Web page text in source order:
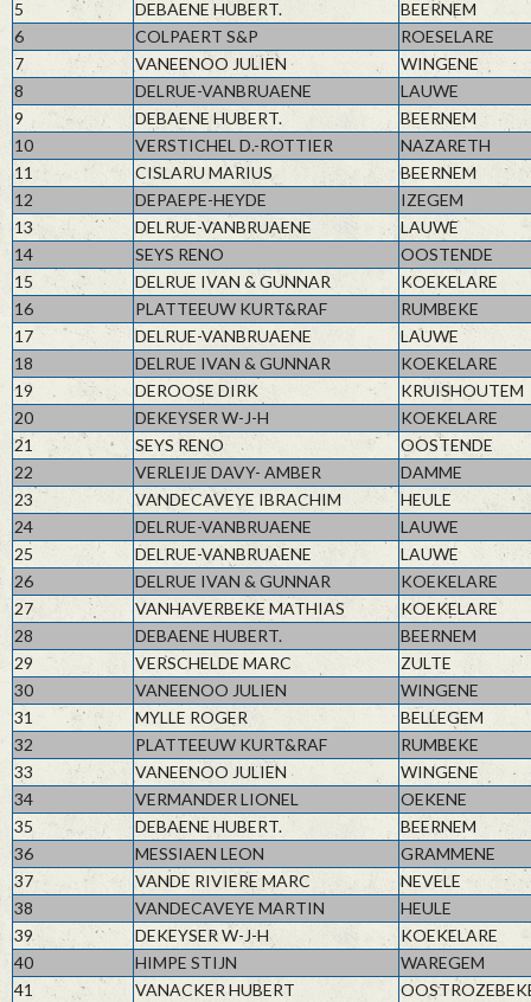
5
DEBAENE HUBERT.
BEERNEM
6
COLPAERT S&P
ROESELARE
7
VANEENOO JULIEN
WINGENE
8
DELRUE-VANBRUAENE
LAUWE
9
DEBAENE HUBERT.
BEERNEM
10
VERSTICHEL D.-ROTTIER
NAZARETH
11
CISLARU MARIUS
BEERNEM
12
DEPAEPE-HEYDE
IZEGEM
13
DELRUE-VANBRUAENE
LAUWE
14
SEYS RENO
OOSTENDE
15
DELRUE IVAN & GUNNAR
KOEKELARE
16
PLATTEEUW KURT&RAF
RUMBEKE
17
DELRUE-VANBRUAENE
LAUWE
18
DELRUE IVAN & GUNNAR
KOEKELARE
19
DEROOSE DIRK
KRUISHOUTEM
20
DEKEYSER W-J-H
KOEKELARE
21
SEYS RENO
OOSTENDE
22
VERLEIJE DAVY- AMBER
DAMME
23
VANDECAVEYE IBRACHIM
HEULE
24
DELRUE-VANBRUAENE
LAUWE
25
DELRUE-VANBRUAENE
LAUWE
26
DELRUE IVAN & GUNNAR
KOEKELARE
27
VANHAVERBEKE MATHIAS
KOEKELARE
28
DEBAENE HUBERT.
BEERNEM
29
VERSCHELDE MARC
ZULTE
30
VANEENOO JULIEN
WINGENE
31
MYLLE ROGER
BELLEGEM
32
PLATTEEUW KURT&RAF
RUMBEKE
33
VANEENOO JULIEN
WINGENE
34
VERMANDER LIONEL
OEKENE
35
DEBAENE HUBERT.
BEERNEM
36
MESSIAEN LEON
GRAMMENE
37
VANDE RIVIERE MARC
NEVELE
38
VANDECAVEYE MARTIN
HEULE
39
DEKEYSER W-J-H
KOEKELARE
40
HIMPE STIJN
WAREGEM
41
VANACKER HUBERT